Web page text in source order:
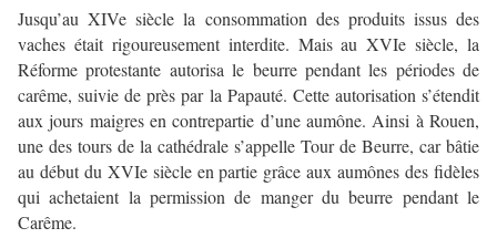
Jusqu’au XIVe siècle la consommation des produits issus des
vaches était rigoureusement interdite. Mais au XVIe siècle, la
Réforme protestante autorisa le beurre pendant les périodes de
carême, suivie de près par la Papauté. Cette autorisation s’étendit
aux jours maigres en contrepartie d’une aumône. Ainsi à Rouen,
une des tours de la cathédrale s’appelle Tour de Beurre, car bâtie
au début du XVIe siècle en partie grâce aux aumônes des fidèles
qui achetaient la permission de manger du beurre pendant le
Carême.